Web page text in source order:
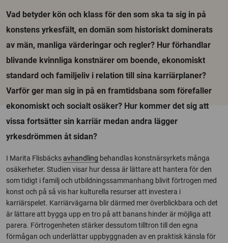
Vad betyder kön och klass för den som ska ta sig in på
konstens yrkesfält, en domän som historiskt dominerats
av män, manliga värderingar och regler? Hur förhandlar
blivande kvinnliga konstnärer om boende, ekonomiskt
standard och familjeliv i relation till sina karriärplaner?
Varför ger man sig in på en framtidsbana som förefaller
ekonomiskt och socialt osäker? Hur kommer det sig att
vissa fortsätter sin karriär medan andra lägger
yrkesdrömmen åt sidan?
I Marita Flisbäcksavhandling behandlas konstnärsyrkets många
osäkerheter. Studien visar hur dessa är lättare att hantera för den
som tidigt i familj och utbildningssammanhang blivit förtrogen med
konst och på så vis har kulturella resurser att investera i
karriärspelet. Karriärvägarna blir därmed mer överblickbara och det
är lättare att bygga upp en tro på att banans hinder är möjliga att
parera. Förtrogenheten stärker dessutom tilltron till den egna
förmågan och underlättar uppbyggnaden av en praktisk känsla för